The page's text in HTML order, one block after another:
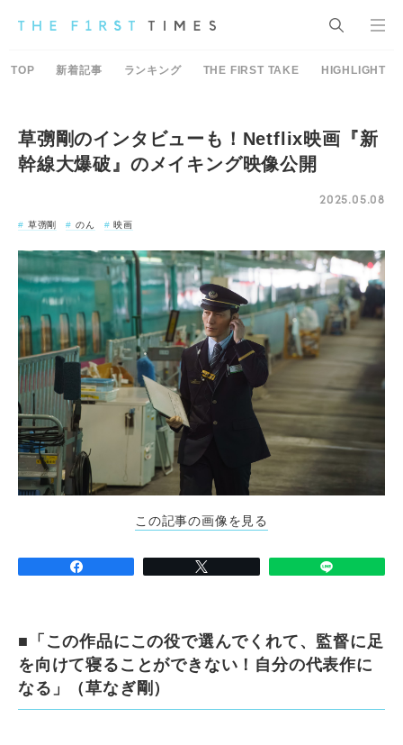
TOP 新着記事 ランキング THE FIRST TAKE HIGHLIGHT
草彅剛のインタビューも！Netflix映画『新
幹線大爆破』のメイキング映像公開
2025.05.08
草彅剛 のん 映画
この記事の画像を見る
■「この作品にこの役で選んでくれて、監督に足
を向けて寝ることができない！自分の代表作に
なる」（草なぎ剛）